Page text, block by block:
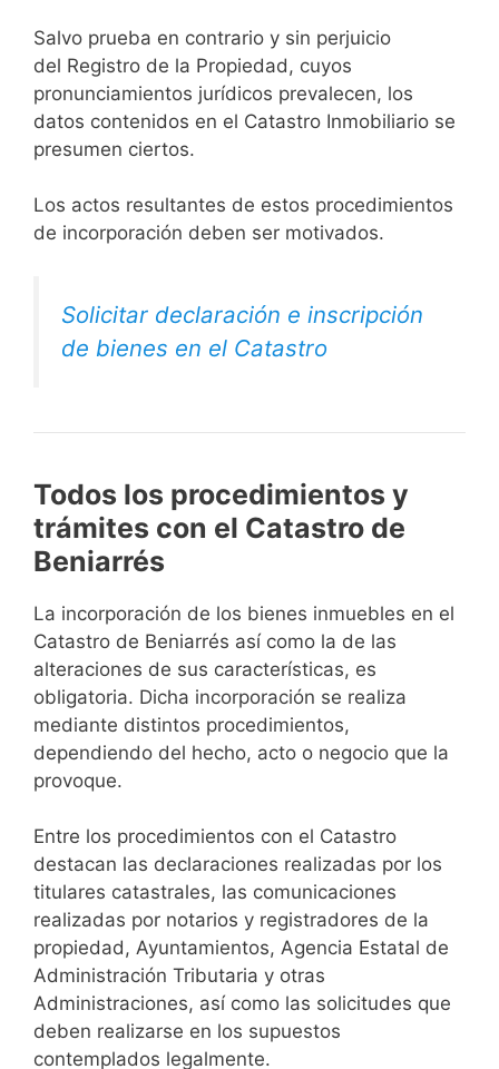
Salvo prueba en contrario y sin perjuicio
del Registro de la Propiedad, cuyos
pronunciamientos jurídicos prevalecen, los
datos contenidos en el Catastro Inmobiliario se
presumen ciertos.
Los actos resultantes de estos procedimientos
de incorporación deben ser motivados.
Solicitar declaración e inscripción
de bienes en el Catastro
Todos los procedimientos y
trámites con el Catastro de
Beniarrés
La incorporación de los bienes inmuebles en el
Catastro de Beniarrés así como la de las
alteraciones de sus características, es
obligatoria. Dicha incorporación se realiza
mediante distintos procedimientos,
dependiendo del hecho, acto o negocio que la
provoque.
Entre los procedimientos con el Catastro
destacan las declaraciones realizadas por los
titulares catastrales, las comunicaciones
realizadas por notarios y registradores de la
propiedad, Ayuntamientos, Agencia Estatal de
Administración Tributaria y otras
Administraciones, así como las solicitudes que
deben realizarse en los supuestos
contemplados legalmente.